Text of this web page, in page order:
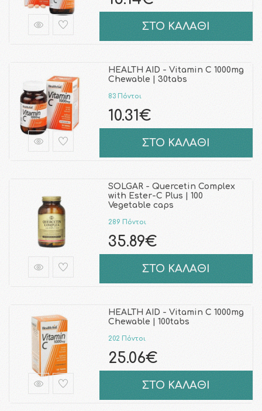
ΣΤΟ ΚΑΛΑΘΙ
HEALTH AID - Vitamin C 1000mg
Chewable | 30tabs
83 Πόντοι
10.31€
ΣΤΟ ΚΑΛΑΘΙ
SOLGAR - Quercetin Complex
with Ester-C Plus | 100
Vegetable caps
289 Πόντοι
35.89€
ΣΤΟ ΚΑΛΑΘΙ
HEALTH AID - Vitamin C 1000mg
Chewable | 100tabs
202 Πόντοι
25.06€
ΣΤΟ ΚΑΛΑΘΙ